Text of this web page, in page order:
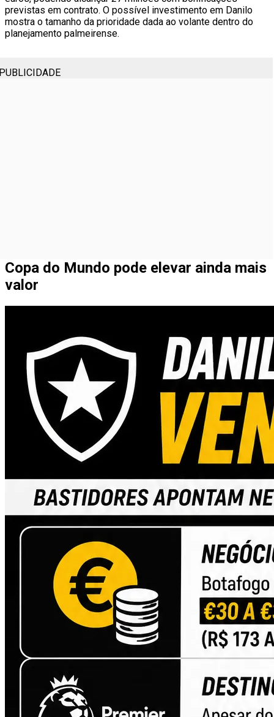
previstas em contrato. O possível investimento em Danilo
mostra o tamanho da prioridade dada ao volante dentro do
planejamento palmeirense.
Copa do Mundo pode elevar ainda mais
valor